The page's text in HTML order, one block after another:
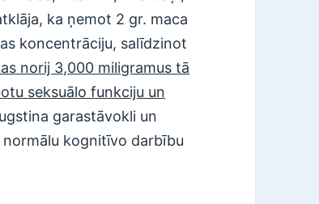
ka ņemot 2 gr. maca
koncentrāciju, salīdzinot
norij 3,000 miligramus tā
seksuālo funkciju un
garastāvokli un
normālu kognitīvo darbību